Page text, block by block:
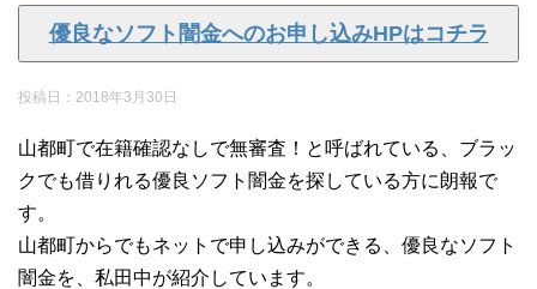
優良なソフト闇金へのお申し込みHPはコチラ
投稿日： 2018年3月30日
山都町で在籍確認なしで無審査！と呼ばれている、ブラッ
クでも借りれる優良ソフト闇金を探している方に朗報で
す。
山都町からでもネットで申し込みができる、優良なソフト
闇金を、私田中が紹介しています。